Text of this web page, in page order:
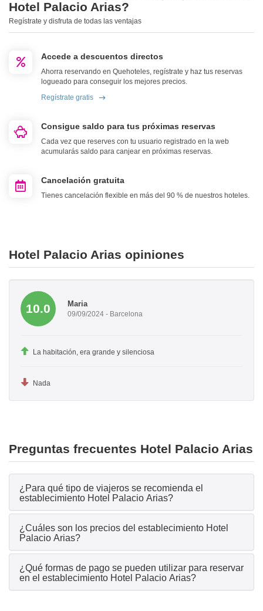
Hotel Palacio Arias?
Regístrate y disfruta de todas las ventajas
Accede a descuentos directos
Ahorra reservando en Quehoteles, regístrate y haz tus reservas
logueado para conseguir los mejores precios.
Regístrate gratis
Consigue saldo para tus próximas reservas
Cada vez que reserves con tu usuario registrado en la web
acumularás saldo para canjear en próximas reservas.
Cancelación gratuita
Tienes cancelación flexible en más del 90 % de nuestros hoteles.
Hotel Palacio Arias opiniones
10.0 Maria
09/09/2024 - Barcelona
La habitación, era grande y silenciosa
Nada
Preguntas frecuentes Hotel Palacio Arias
¿Para qué tipo de viajeros se recomienda el
establecimiento Hotel Palacio Arias?
¿Cuáles son los precios del establecimiento Hotel
Palacio Arias?
¿Qué formas de pago se pueden utilizar para reservar
en el establecimiento Hotel Palacio Arias?